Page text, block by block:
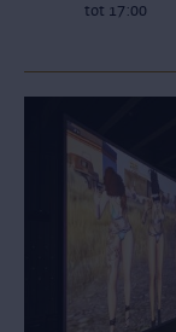
tot 17:00